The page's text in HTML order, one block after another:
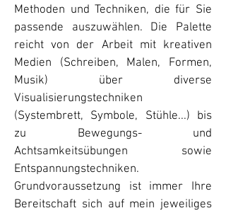
Methoden und Techniken, die für Sie
passende auszuwählen. Die Palette
reicht von der Arbeit mit kreativen
Medien (Schreiben, Malen, Formen,
Musik) über diverse
Visualisierungstechniken
(Systembrett, Symbole, Stühle...) bis
zu Bewegungs- und
Achtsamkeitsübungen sowie
Entspannungstechniken.
Grundvoraussetzung ist immer Ihre
Bereitschaft sich auf mein jeweiliges